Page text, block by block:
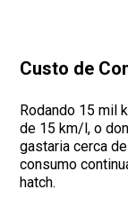
Custo de
Rodando 15 mil
de 15 km/l, o
gastaria cerca
consumo
hatch.